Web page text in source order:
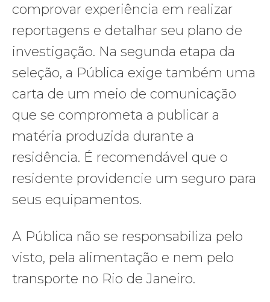
comprovar experiência em realizar
reportagens e detalhar seu plano de
investigação. Na segunda etapa da
seleção, a Pública exige também uma
carta de um meio de comunicação
que se comprometa a publicar a
matéria produzida durante a
residência. É recomendável que o
residente providencie um seguro para
seus equipamentos.
A Pública não se responsabiliza pelo
visto, pela alimentação e nem pelo
transporte no Rio de Janeiro.